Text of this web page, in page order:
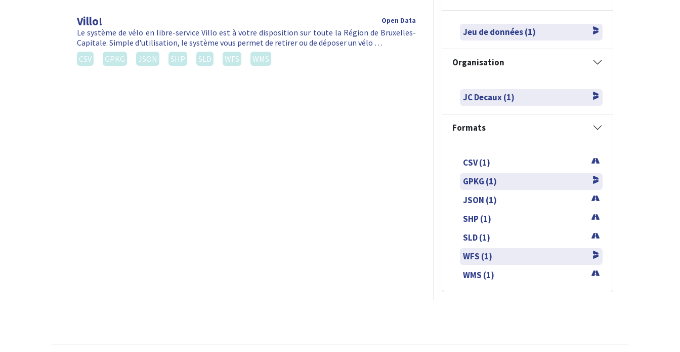
Villo! Open Data
Le système de vélo en libre-service Villo est à votre disposition sur toute la Région de Bruxelles-
Capitale. Simple d'utilisation, le système vous permet de retirer ou de déposer un vélo …
CSV
GPKG JSON SHP SLD WFS WMS
Jeu de données (1)
Organisation
JC Decaux (1)
Formats
CSV (1)
GPKG (1)
JSON (1)
SHP (1)
SLD (1)
WFS (1)
WMS (1)